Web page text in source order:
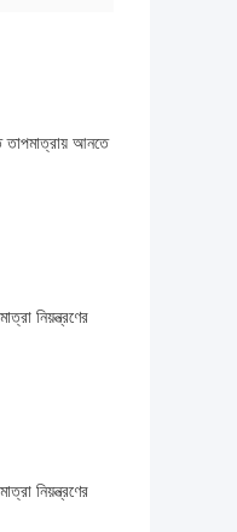
তাপমাত্রায় আনতে
নিয়ন্ত্রণের
নিয়ন্ত্রণের